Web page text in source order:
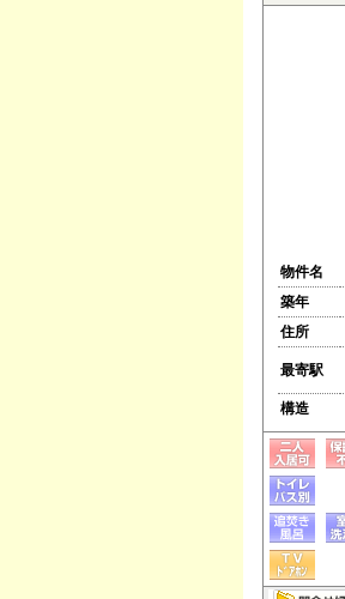
物件名
築年
住所
最寄駅
構造